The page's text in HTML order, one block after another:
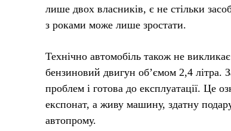
лише двох власників, є не стільки
з роками може лише зростати.
Технічно автомобіль також не
бензиновий двигун об’ємом 2,4 літра.
проблем і готова до експлуатації. Це
експонат, а живу машину, здатну
автопрому.